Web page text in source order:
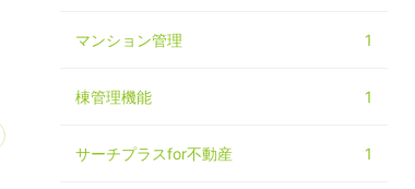
あとで読む
マンション管理 1
棟管理機能 1
サーチプラスfor不動産 1